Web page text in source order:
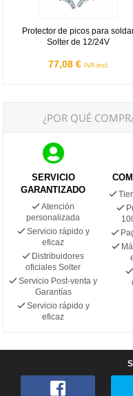
Protector de picos para
Solter de 12/24V
77,08 € IVA incl.
¿POR QUÉ
SERVICIO
GARANTIZADO
Atención
personalizada
Servicio rápido y
eficaz
Distribuidores
oficiales Solter
Servicio Post-venta y
Garantías
Servicio rápido y
eficaz